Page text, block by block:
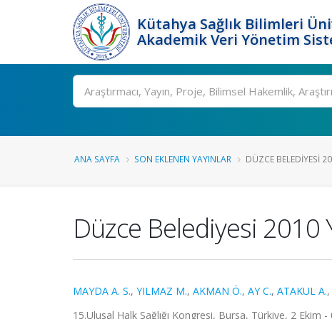
Kütahya Sağlık Bilimleri
Akademik Veri Yönetim
Ara
ANA SAYFA SON EKLENEN YAYINLAR DÜZCE BELEDIYESI
Düzce Belediyesi 2010
MAYDA A. S., YILMAZ M., AKMAN Ö., AY C., ATAKUL A.,
15.Ulusal Halk Sağlığı Kongresi, Bursa, Türkiye, 2 Ekim